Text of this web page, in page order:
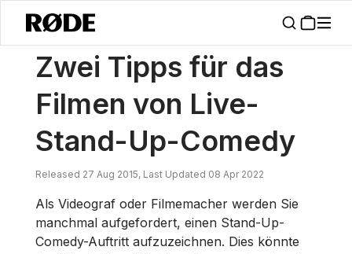
Nachrichten / Zwei Tipps Für Das Filmen Von Live-Stand-Up-
Zwei Tipps für das
Filmen von Live-
Stand-Up-Comedy
Released 27 Aug 2015, Last Updated 08 Apr 2022
Als Videograf oder Filmemacher werden Sie
manchmal aufgefordert, einen Stand-Up-
Comedy-Auftritt aufzuzeichnen. Dies könnte